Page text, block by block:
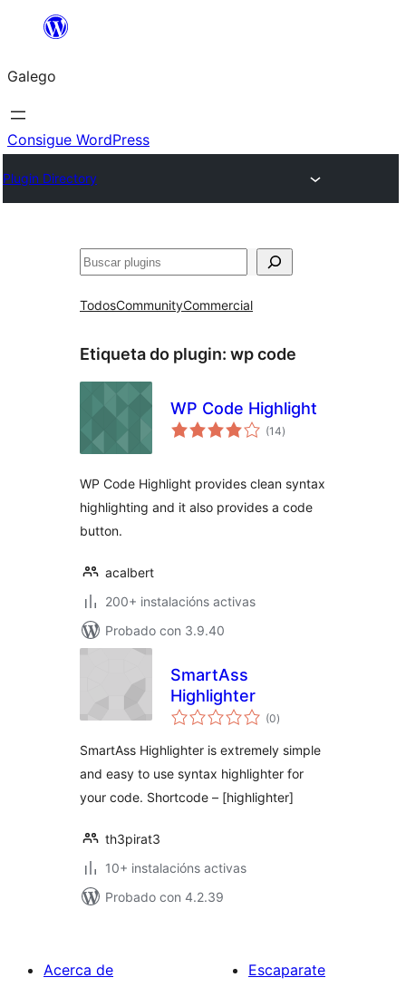
Saltar
contido
Galego
Consigue WordPress
Plugin Directory
Buscar
TodosCommunityCommercial
Etiqueta do plugin: wp code
WP Code Highlight
(14valoracións
totais
)
WP Code Highlight provides clean syntax
highlighting and it also provides a code
button.
acalbert
200+ instalacións activas
Probado con 3.9.40
SmartAss
Highlighter
(0valoracións
totais
)
SmartAss Highlighter is extremely simple
and easy to use syntax highlighter for
your code. Shortcode – [highlighter]
th3pirat3
10+ instalacións activas
Probado con 4.2.39
Acerca de
Escaparate